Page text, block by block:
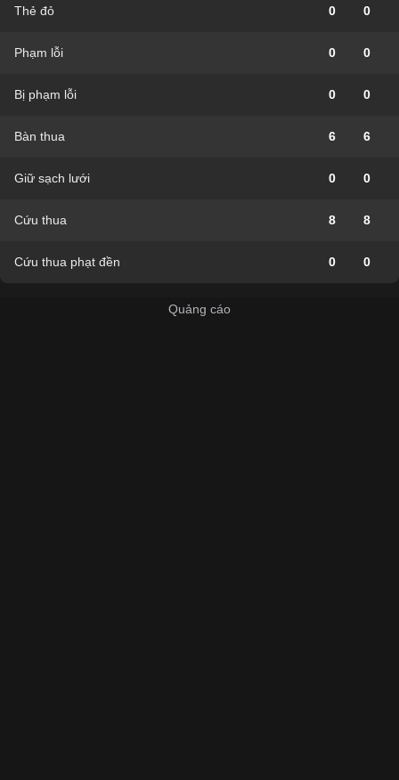
Thẻ đỏ 0 0
Phạm lỗi 0 0
Bị phạm lỗi 0 0
Bàn thua 6 6
Giữ sạch lưới 0 0
Cứu thua 8 8
Cứu thua phạt đền 0 0